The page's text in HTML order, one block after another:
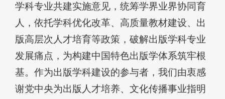
学科专业共建实施意见，统筹学界业界协同育
人，依托学科优化改革、高质量教材建设、出
版高层次人才培育等政策，破解出版学科专业
发展痛点，为构建中国特色出版学体系筑牢根
基。作为出版学科建设的参与者，我们由衷感
谢党中央为出版人才培养、文化传播事业指明